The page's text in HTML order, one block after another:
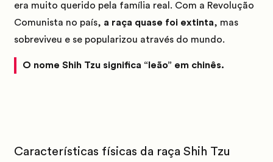
era muito querido pela família real. Com a Revolução
Comunista no país, a raça quase foi extinta, mas
sobreviveu e se popularizou através do mundo.
O nome Shih Tzu significa “leão” em chinês.
Características físicas da raça Shih Tzu